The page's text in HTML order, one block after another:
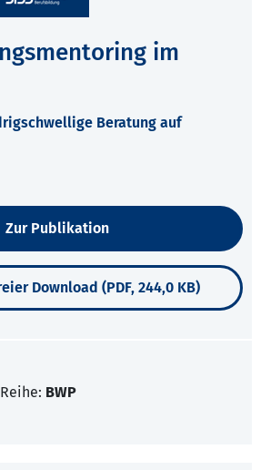
im
Beratung auf
Zur Publikation
Download (PDF, 244,0 KB)
Reihe: BWP